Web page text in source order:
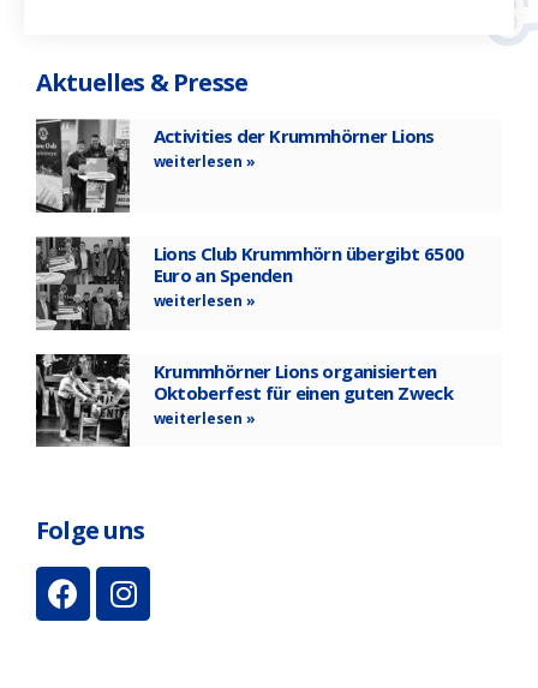
Aktuelles & Presse
Activities der Krummhörner Lions
weiterlesen »
Lions Club Krummhörn übergibt 6500
Euro an Spenden
weiterlesen »
Krummhörner Lions organisierten
Oktoberfest für einen guten Zweck
weiterlesen »
Folge uns